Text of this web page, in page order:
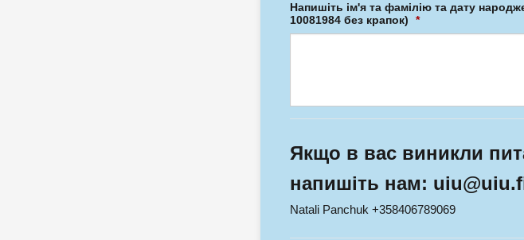
Напишіть ім'я та фамілію та дату
10081984 без крапок)
*
Якщо в вас виникли
напишіть нам:
Natali Panchuk +358406789069